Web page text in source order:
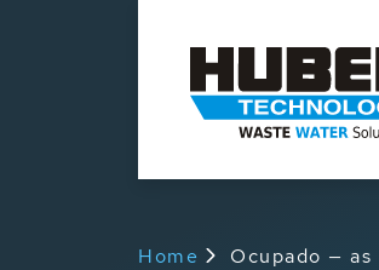
Home
Ocupado —